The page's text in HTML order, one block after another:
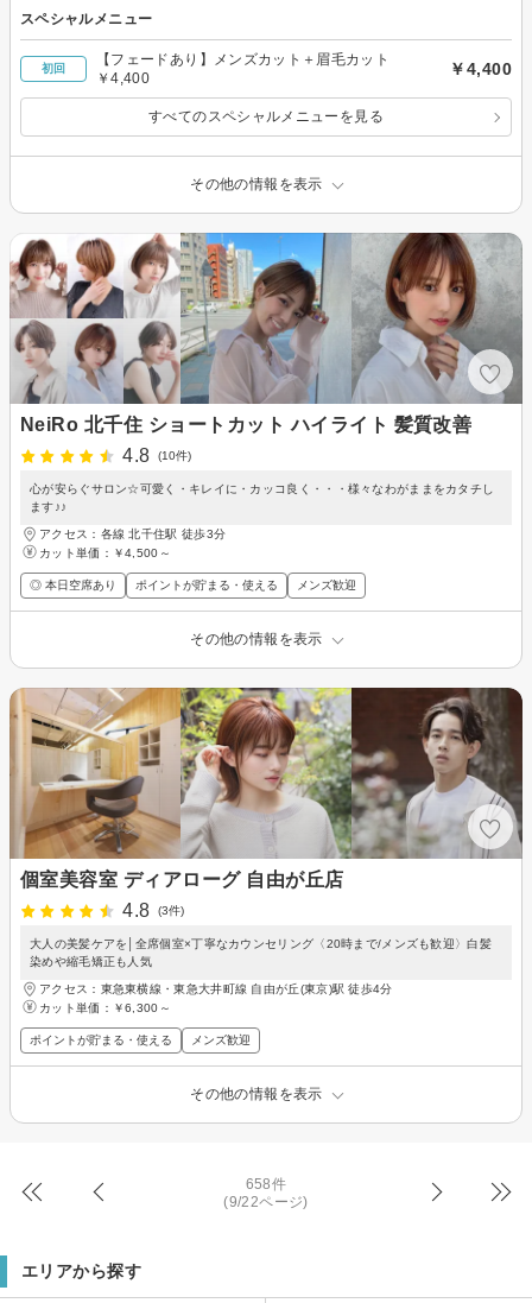
スペシャルメニュー
初回
【フェードあり】メンズカット＋眉毛カット
￥4,400
￥4,400
すべてのスペシャルメニューを見る
その他の情報を表示
NeiRo 北千住 ショートカット ハイライト 髪質改善
4.8
(10件)
心が安らぐサロン☆可愛く・キレイに・カッコ良く・・・様々なわがままをカタチし
ます♪♪
アクセス：各線 北千住駅 徒歩3分
カット単価： ￥4,500～
◎ 本日空席あり ポイントが貯まる・使える メンズ歓迎
その他の情報を表示
個室美容室 ディアローグ 自由が丘店
4.8
(3件)
大人の美髪ケアを│全席個室×丁寧なカウンセリング〈20時まで/メンズも歓迎〉白髪
染めや縮毛矯正も人気
アクセス：東急東横線・東急大井町線 自由が丘(東京)駅 徒歩4分
カット単価： ￥6,300～
ポイントが貯まる・使える メンズ歓迎
その他の情報を表示
658件
(9/22ページ)
エリアから探す